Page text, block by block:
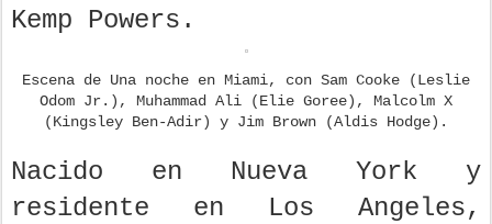
Kemp Powers.
Escena de Una noche en Miami, con Sam Cooke (Leslie
Odom Jr.), Muhammad Ali (Elie Goree), Malcolm X
(Kingsley Ben-Adir) y Jim Brown (Aldis Hodge).
Nacido en Nueva York y
residente en Los Angeles,